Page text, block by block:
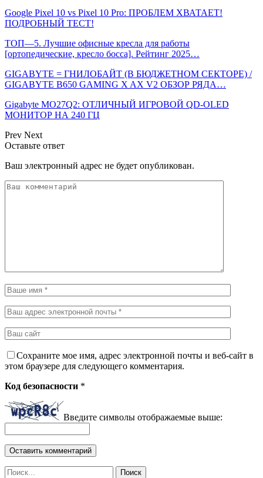
Google Pixel 10 vs Pixel 10 Pro: ПРОБЛЕМ ХВАТАЕТ!
ПОДРОБНЫЙ ТЕСТ!
ТОП—5. Лучшие офисные кресла для работы
[ортопедические, кресло босса]. Рейтинг 2025…
GIGABYTE = ГНИЛОБАЙТ (В БЮДЖЕТНОМ СЕКТОРЕ) /
GIGABYTE B650 GAMING X AX V2 ОБЗОР РЯДА…
Gigabyte MO27Q2: ОТЛИЧНЫЙ ИГРОВОЙ QD-OLED
МОНИТОР НА 240 ГЦ
Prev Next
Оставьте ответ
Ваш электронный адрес не будет опубликован.
Сохраните мое имя, адрес электронной почты и веб-сайт в
этом браузере для следующего комментария.
Код безопасности *
Введите символы отображаемые выше: